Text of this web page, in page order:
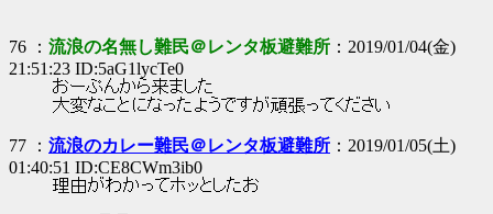
76 ： 流浪の名無し難民＠レンタ板避難所 ：2019/01/04(金)
21:51:23 ID:5aG1lycTe0
おーぷんから来ました
大変なことになったようですが頑張ってください
77 ： 流浪のカレー難民＠レンタ板避難所 ：2019/01/05(土)
01:40:51 ID:CE8CWm3ib0
理由がわかってホッとしたお